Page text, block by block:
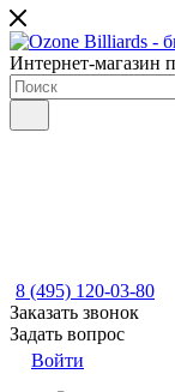
Интернет-магазин
8 (495) 120-03-80
Заказать звонок
Задать вопрос
Войти